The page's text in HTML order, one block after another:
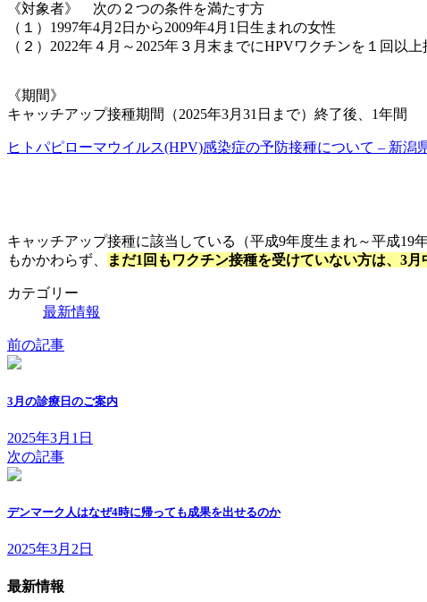
《対象者》 次の２つの条件を満たす方
（１）1997年4月2日から2009年4月1日生まれの女性​
（２）2022年４月～2025年３月末までにHPVワクチンを１回以
《期間》
キャッチアップ接種期間（2025年3月31日まで）終了後、1年間
ヒトパピローマウイルス(HPV)感染症の予防接種について – 新潟
キャッチアップ接種に該当している（平成9年度生まれ～平成19
もかかわらず、
まだ1回もワクチン接種を受けていない方は、3
カテゴリー
最新情報
前の記事
3月の診療日のご案内
2025年3月1日
次の記事
デンマーク人はなぜ4時に帰っても成果を出せるのか
2025年3月2日
最新情報